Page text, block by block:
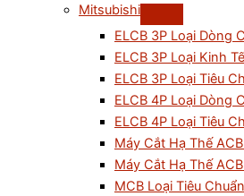
Mitsubishi
ELCB 3P Loại Dòng
ELCB 3P Loại Kinh Tế
ELCB 3P Loại Tiêu
ELCB 4P Loại Dòng
ELCB 4P Loại Tiêu
Máy Cắt Hạ Thế
Máy Cắt Hạ Thế
MCB Loại Tiêu